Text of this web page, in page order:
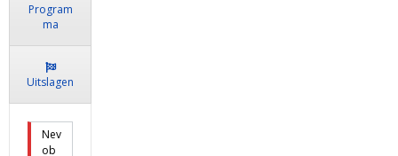
Program
ma
Uitslagen
Nev
ob